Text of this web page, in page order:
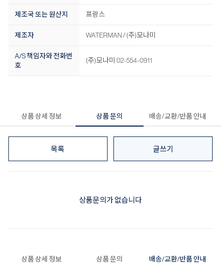
제조국 또는 원산지 프랑스
제조자 WATERMAN / (주)모나미
A/S 책임자와 전화번
호
(주)모나미 02-554-0911
상품 상세 정보 상품 문의 배송/교환/반품 안내
목록 글쓰기
상품문의가 없습니다
상품 상세 정보 상품 문의 배송/교환/반품 안내